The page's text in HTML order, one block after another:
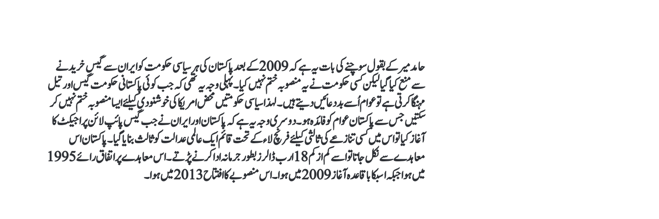
حامد میر کے بقول سوچنے کی بات یہ ہے کہ 2009 کے بعد پاکستان کی ہر سیاسی حکومت کو ایران سے گیس خریدنے
سے منع کیا گیا لیکن کسی حکومت نے یہ منصوبہ ختم نہیں کیا۔ پہلی وجہ یہ تھی کہ جب کوئی پاکستانی حکومت گیس اور تیل
مہنگا کرتی ہے تو عوام اُسے بد دعائیں دیتے ہیں۔ لہذا سیاسی حکومتیں محض امریکا کی خوشنودی کیلئے ایسا منصوبہ ختم نہیں کر
سکتیں جس سے پاکستان عوام کو فائدہ ہو۔دوسری وجہ یہ ہے کہ پاکستان اور ایران نے جب گیس پائپ لائن پراجیکٹ کا
آغاز کیا تو اس میں کسی تنازعے کی ثالثی کیلئے فرنچ لاء کے تحت قائم ایک عالمی عدالت کو ثالث بنایا گیا۔ پاکستان اس
معاہدے سے نکل جاتا تو اسے کم از کم 18 ارب ڈالرز بطور جرمانہ ادا کرنے پڑتے۔ اس معاہدے پر اتفاق رائے 1995
میں ہوا جبکہ اسبکا باقاعدہ آغاز 2009 میں ہوا۔ اس منصوبے کا افتتاح 2013 میں ہوا۔